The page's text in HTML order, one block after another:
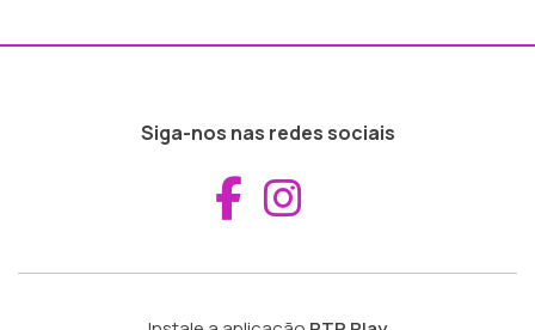
Siga-nos nas redes sociais
Aceder ao